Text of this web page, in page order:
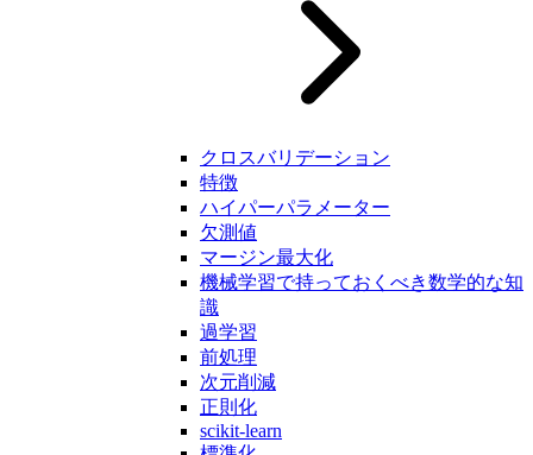
クロスバリデーション
特徴
ハイパーパラメーター
欠測値
マージン最大化
機械学習で持っておくべき数学的な知
識
過学習
前処理
次元削減
正則化
scikit-learn